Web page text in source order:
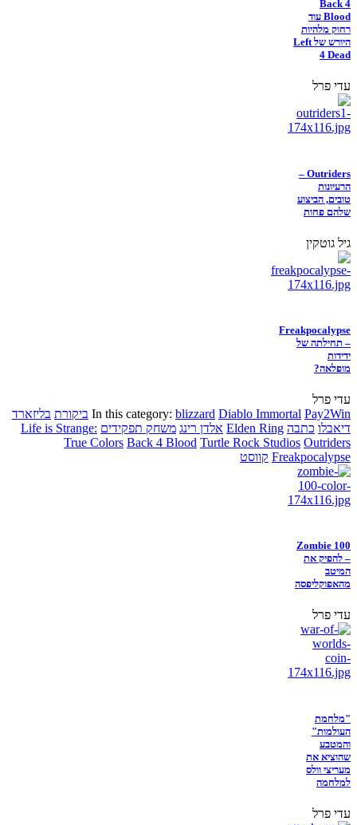
Back 4
Blood עוד
רחוק מלהיות
היורש של Left
4 Dead
עדי פרל
Outriders –
הרעיונות
טובים, הביצוע
שלהם פחות
גיל גוטקין
Freakpocalypse
– תחילתה של
ידידות
מופלאה?
עדי פרל
In this category: blizzard Diablo Immortal Pay2Win ביקורת בליזארד
דיאבלו כתבה Elden Ring אלדן רינג משחק תפקידים Life is Strange:
True Colors Back 4 Blood Turtle Rock Studios Outriders
Freakpocalypse קווסט
Zombie 100
– להפיק את
המיטב
מהאפוקליפסה
עדי פרל
"מלחמת
העולמות"
והמטבע
שהוציא את
מעריצי וולס
למלחמה
עדי פרל